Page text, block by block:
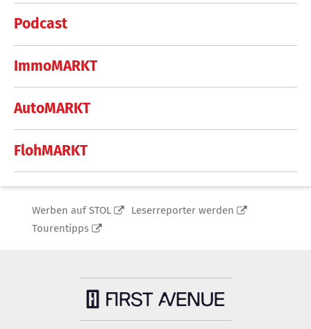
Podcast
ImmoMARKT
AutoMARKT
FlohMARKT
Werben auf STOL
Leserreporter werden
Tourentipps